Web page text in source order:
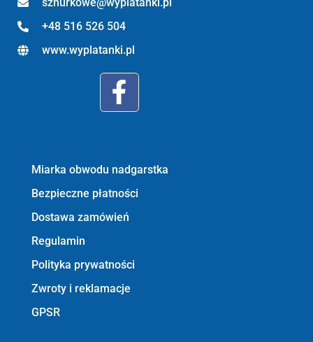
+48 516 526 504
www.wyplatanki.pl
Miarka obwodu nadgarstka
Bezpieczne płatności
Dostawa zamówień
Regulamin
Polityka prywatności
Zwroty i reklamacje
GPSR